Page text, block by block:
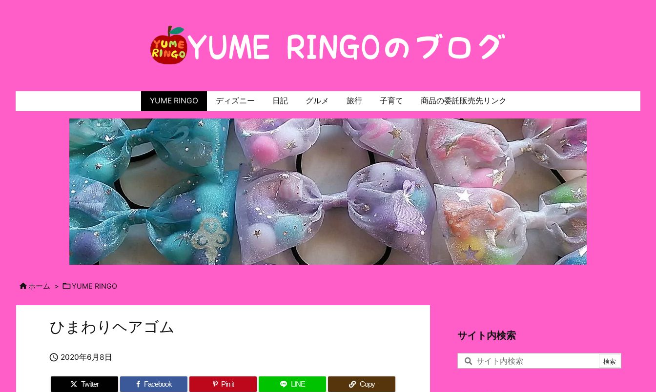
YUME RINGO ディズニー 日記 グルメ 旅行 子育て 商品の委託販売先リンク
ホーム > YUME RINGO
ひまわりヘアゴム
 2020年6月8日
Twitter Facebook Pin it LINE Copy
サイト内検索